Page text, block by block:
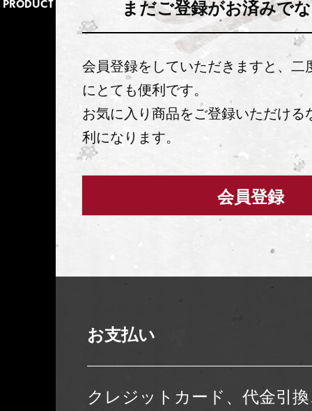
PRODUCT まだご登録がお済みで
会員登録をしていただきますと、二
にとても便利です。
お気に入り商品をご登録いただける
利になります。
会員登録
お支払い
クレジットカード、代金引